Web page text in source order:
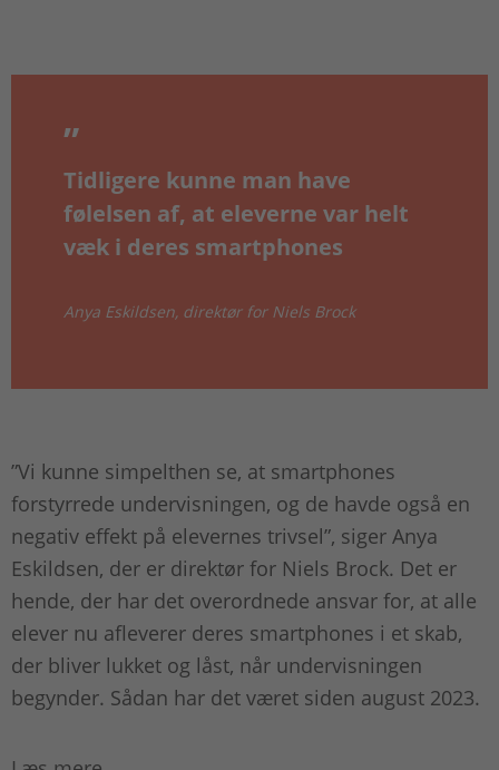
Tidligere kunne man have
følelsen af, at eleverne var helt
væk i deres smartphones
Anya Eskildsen, direktør for Niels Brock
”Vi kunne simpelthen se, at smartphones
forstyrrede undervisningen, og de havde også en
negativ effekt på elevernes trivsel”, siger Anya
Eskildsen, der er direktør for Niels Brock. Det er
hende, der har det overordnede ansvar for, at alle
elever nu afleverer deres smartphones i et skab,
der bliver lukket og låst, når undervisningen
begynder. Sådan har det været siden august 2023.